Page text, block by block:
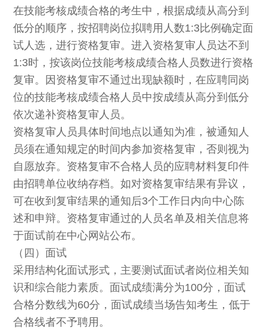
在技能考核成绩合格的考生中，根据成绩从高分到
低分的顺序，按招聘岗位拟聘用人数1:3比例确定面
试人选，进行资格复审。进入资格复审人员达不到
1:3时，按该岗位技能考核成绩合格人员数进行资格
复审。因资格复审不通过出现缺额时，在应聘同岗
位的技能考核成绩合格人员中按成绩从高分到低分
依次递补资格复审人员。
资格复审人员具体时间地点以通知为准，被通知人
员须在通知规定的时间内参加资格复审，否则视为
自愿放弃。资格复审不合格人员的应聘材料复印件
由招聘单位收纳存档。如对资格复审结果有异议，
可在收到复审结果的通知后3个工作日内向中心陈
述和申辩。资格复审通过的人员名单及相关信息将
于面试前在中心网站公布。
（四）面试
采用结构化面试形式，主要测试面试者岗位相关知
识和综合能力素质。面试成绩满分为100分，面试
合格分数线为60分，面试成绩当场告知考生，低于
合格线者不予聘用。